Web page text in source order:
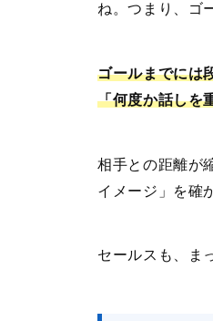
ね。つまり、ゴ
ゴールまでには
「何度か話しを
相手との距離が
イメージ」を確
セールスも、ま